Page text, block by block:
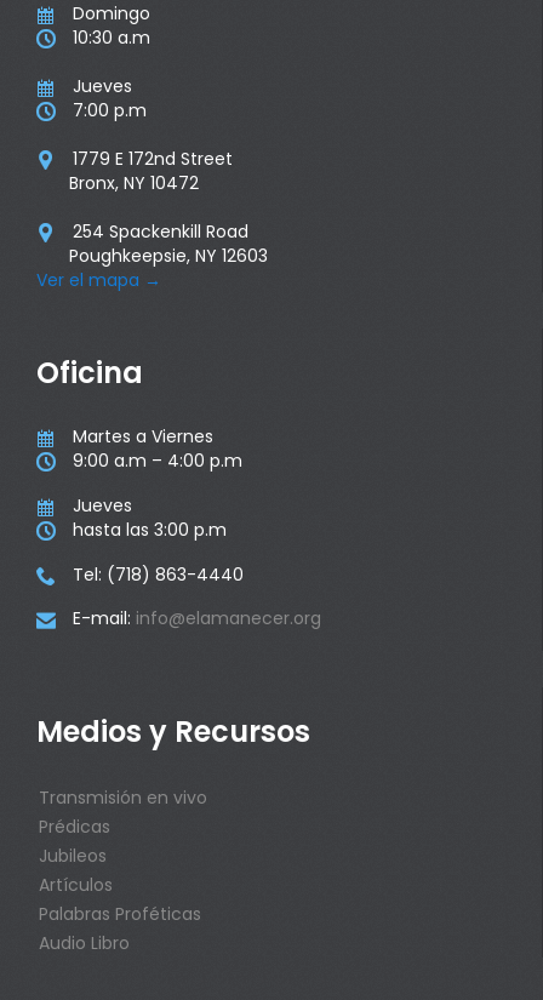
 Domingo
 10:30 a.m
 Jueves
 7:00 p.m

1779 E 172nd Street
Bronx, NY 10472

254 Spackenkill Road
Poughkeepsie, NY 12603
Ver el mapa →
Oficina
 Martes a Viernes
 9:00 a.m – 4:00 p.m
 Jueves
 hasta las 3:00 p.m
 Tel: (718) 863-4440
 E-mail: info@elamanecer.org
Medios y Recursos
Transmisión en vivo
Prédicas
Jubileos
Artículos
Palabras Proféticas
Audio Libro